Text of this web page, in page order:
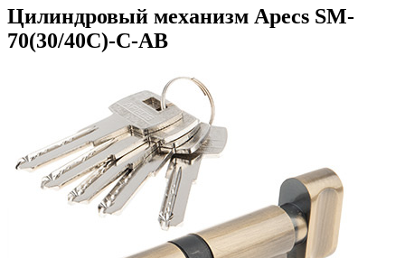
Цилиндровый механизм Apecs SM-
70(30/40C)-C-AB